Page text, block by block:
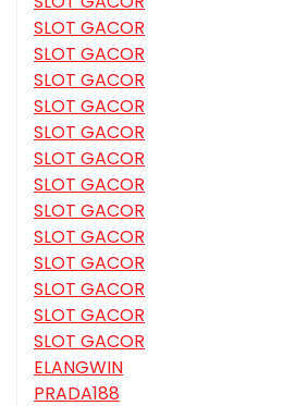
SLOT GACOR
SLOT GACOR
SLOT GACOR
SLOT GACOR
SLOT GACOR
SLOT GACOR
SLOT GACOR
SLOT GACOR
SLOT GACOR
SLOT GACOR
SLOT GACOR
SLOT GACOR
SLOT GACOR
ELANGWIN
PRADA188